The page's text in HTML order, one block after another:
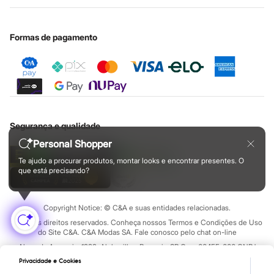
Personal Shopper
Te ajudo a procurar produtos, montar looks e encontrar presentes. O
que está precisando?
Sobre o cartão presente
Central de ética
Formas de pagamento
Segurança e qualidade
Copyright Notice: © C&A e suas entidades relacionadas.
Todos os direitos reservados. Conheça nossos Termos e Condições de Uso
do Site C&A. C&A Modas SA. Fale conosco pelo chat on-line
Alameda Araguaia, 1222, Alphaville - Barueri - SP Cep: 06455-000 CNPJ
Privacidade e Cookies